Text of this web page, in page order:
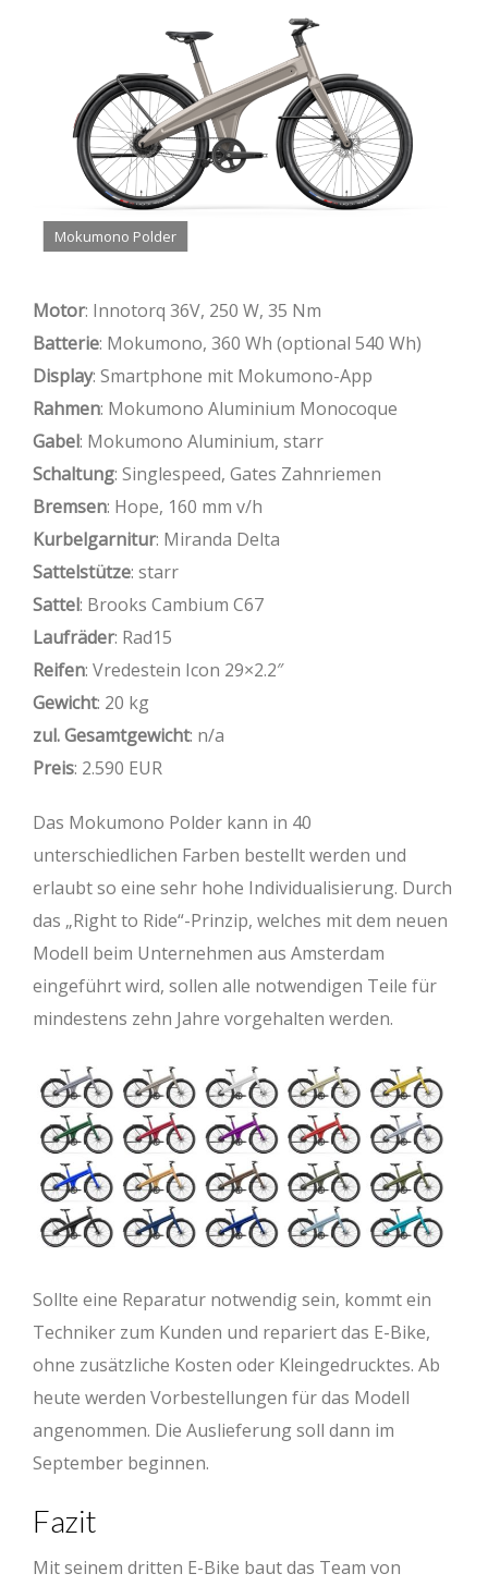
Mokumono Polder
Motor: Innotorq 36V, 250 W, 35 Nm
Batterie: Mokumono, 360 Wh (optional 540 Wh)
Display: Smartphone mit Mokumono-App
Rahmen: Mokumono Aluminium Monocoque
Gabel: Mokumono Aluminium, starr
Schaltung: Singlespeed, Gates Zahnriemen
Bremsen: Hope, 160 mm v/h
Kurbelgarnitur: Miranda Delta
Sattelstütze: starr
Sattel: Brooks Cambium C67
Laufräder: Rad15
Reifen: Vredestein Icon 29×2.2″
Gewicht: 20 kg
zul. Gesamtgewicht: n/a
Preis: 2.590 EUR
Das Mokumono Polder kann in 40
unterschiedlichen Farben bestellt werden und
erlaubt so eine sehr hohe Individualisierung. Durch
das „Right to Ride“-Prinzip, welches mit dem neuen
Modell beim Unternehmen aus Amsterdam
eingeführt wird, sollen alle notwendigen Teile für
mindestens zehn Jahre vorgehalten werden.
Sollte eine Reparatur notwendig sein, kommt ein
Techniker zum Kunden und repariert das E-Bike,
ohne zusätzliche Kosten oder Kleingedrucktes. Ab
heute werden Vorbestellungen für das Modell
angenommen. Die Auslieferung soll dann im
September beginnen.
Fazit
Mit seinem dritten E-Bike baut das Team von